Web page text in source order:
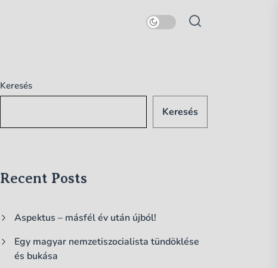
Keresés
Keresés
Recent Posts
Aspektus – másfél év után újból!
Egy magyar nemzetiszocialista tündöklése
és bukása